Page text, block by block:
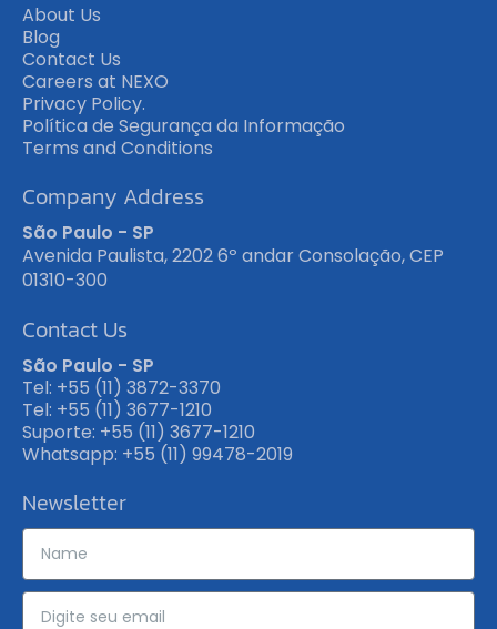
About Us
Blog
Contact Us
Careers at NEXO
Privacy Policy.
Política de Segurança da Informação
Terms and Conditions
Company Address
São Paulo - SP
Avenida Paulista, 2202 6º andar Consolação, CEP
01310-300
Contact Us
São Paulo - SP
Tel: +55 (11) 3872-3370
Tel: +55 (11) 3677-1210
Suporte: +55 (11) 3677-1210
Whatsapp: +55 (11) 99478-2019
Newsletter